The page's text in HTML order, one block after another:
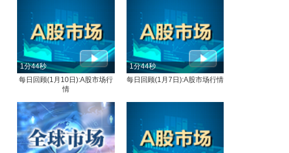
1分44秒
每日回顾(1月10日):A股市场行
情
1分44秒
每日回顾(1月7日):A股市场行情